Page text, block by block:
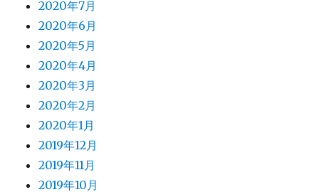
2020年7月
2020年6月
2020年5月
2020年4月
2020年3月
2020年2月
2020年1月
2019年12月
2019年11月
2019年10月